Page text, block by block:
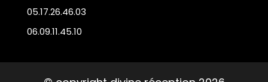
05.17.26.46.03
06.09.11.45.10